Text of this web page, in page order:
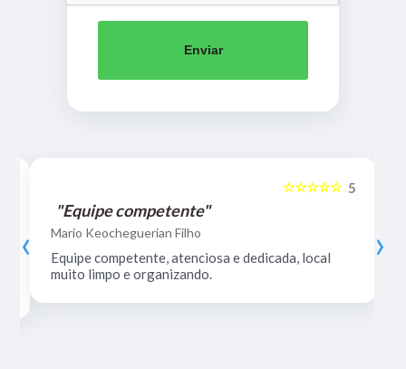
Enviar
5
☆☆☆☆☆
"Equipe competente"
Mario Keocheguerian Filho
Equipe competente, atenciosa e dedicada, local
muito limpo e organizando.
‹ ›